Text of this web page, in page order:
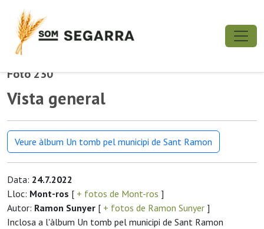
Foto 230
Vista general
Veure àlbum Un tomb pel municipi de Sant Ramon
Data: 24.7.2022
Lloc: Mont-ros [ + fotos de Mont-ros ]
Autor: Ramon Sunyer [ + fotos de Ramon Sunyer ]
Inclosa a l'àlbum Un tomb pel municipi de Sant Ramon